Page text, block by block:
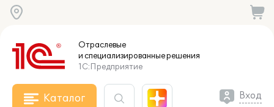
Отраслевые
и специализированныерешения
1С:Предприятие
Каталог Вход